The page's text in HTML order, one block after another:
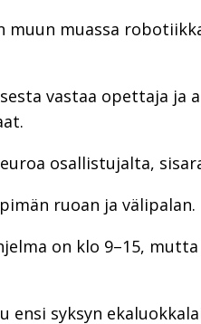
muun muassa
vastaa opettaja ja
osallistujalta,
ruoan ja välipalan.
on klo 9–15,
syksyn